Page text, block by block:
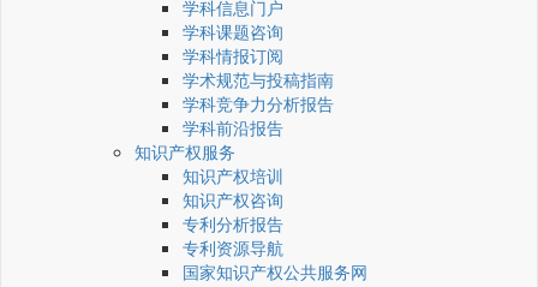
学科信息门户
学科课题咨询
学科情报订阅
学术规范与投稿指南
学科竞争力分析报告
学科前沿报告
知识产权服务
知识产权培训
知识产权咨询
专利分析报告
专利资源导航
国家知识产权公共服务网